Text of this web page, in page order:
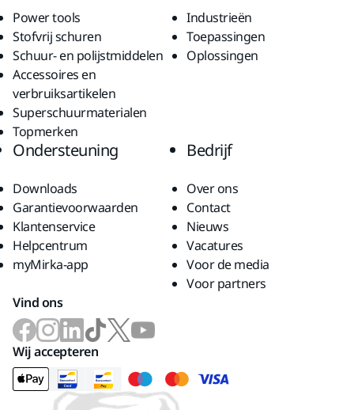
Power tools
Stofvrij schuren
Schuur- en polijstmiddelen
Accessoires en
verbruiksartikelen
Superschuurmaterialen
Topmerken
Industrieën
Toepassingen
Oplossingen
Ondersteuning
Downloads
Garantievoorwaarden
Klantenservice
Helpcentrum
myMirka-app
Bedrijf
Over ons
Contact
Nieuws
Vacatures
Voor de media
Voor partners
Vind ons
Wij accepteren